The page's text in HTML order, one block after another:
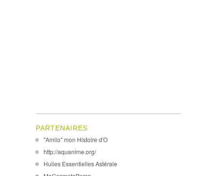
PARTENAIRES
"Amilo" mon Histoire d'O
http://aquanime.org/
Huiles Essentielles Astérale